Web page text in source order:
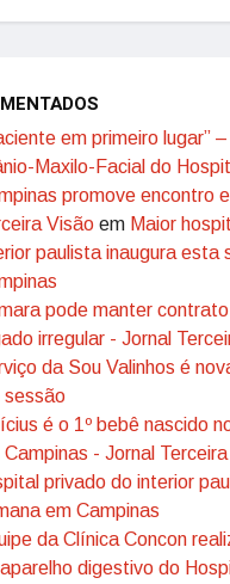
em primeiro lugar”
Maxilo-Facial do
promove encontro
Visão em Maior
paulista inaugura esta
pode manter
irregular - Jornal
da Sou Valinhos é
sessão
é o 1º bebê nascido
Campinas - Jornal
privado do interior
em Campinas
da Clínica Concon
digestivo do